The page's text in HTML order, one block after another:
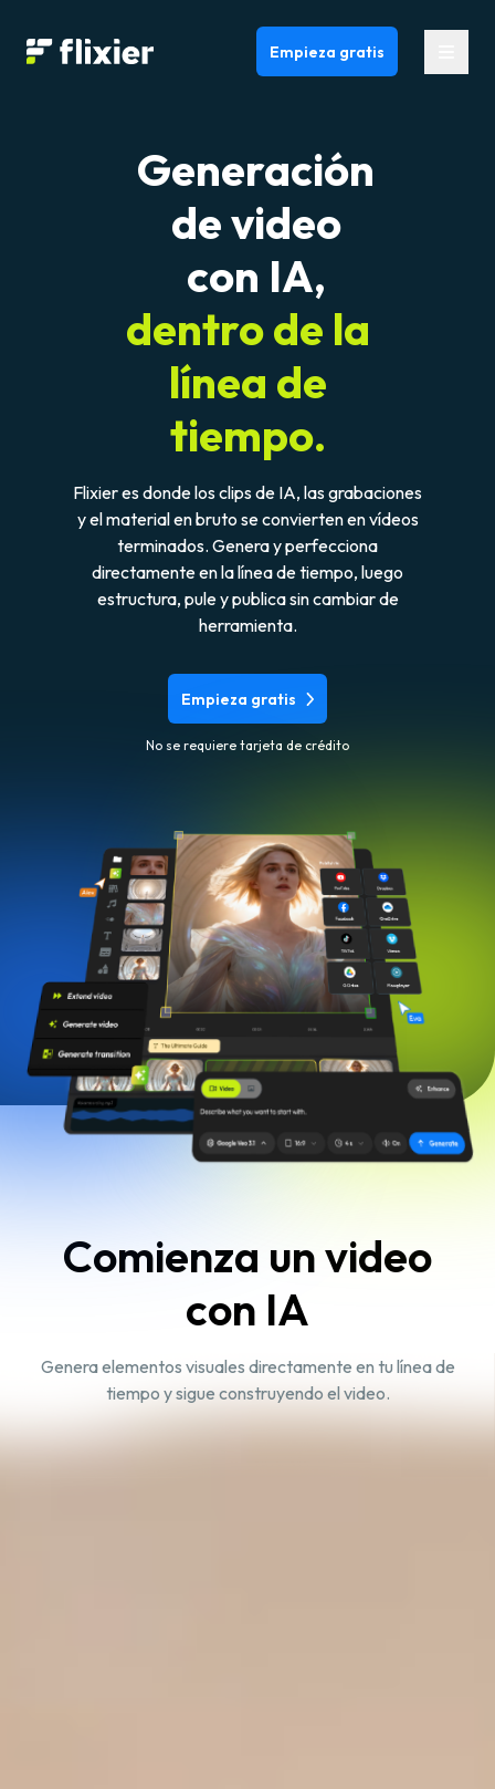
Flixier logo - Home Empieza gratis
Generación
de video
con IA,
dentro de la
línea de
tiempo.
Flixier es donde los clips de IA, las grabaciones
y el material en bruto se convierten en vídeos
terminados. Genera y perfecciona
directamente en la línea de tiempo, luego
estructura, pule y publica sin cambiar de
herramienta.
Empieza gratis
No se requiere tarjeta de crédito
Comienza un video
con IA
Genera elementos visuales directamente en tu línea de
tiempo y sigue construyendo el video.